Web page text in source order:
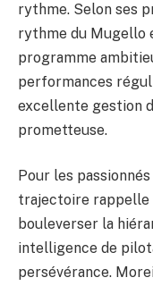
rythme. Selon ses
rythme du Mugello
programme
performances
excellente gestion
prometteuse.
Pour les
trajectoire rappelle
bouleverser la
intelligence de
persévérance.